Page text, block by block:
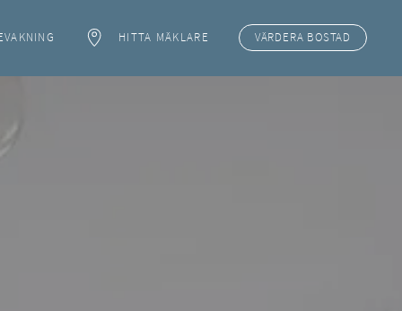
HITTA MÄKLARE VÄRDERA BOSTAD